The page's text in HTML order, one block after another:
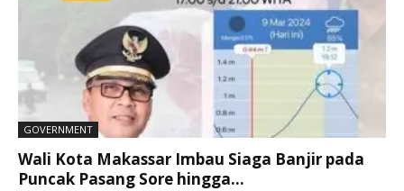
GOVERNMENT
Wali Kota Makassar Imbau Siaga Banjir pada
Puncak Pasang Sore hingga...